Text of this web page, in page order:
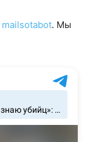
mailsotabot. Мы